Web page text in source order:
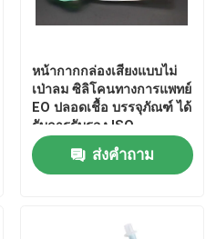
หน้ากากกล่องเสียงแบบไม่
เป่าลม ซิลิโคนทางการแพทย์
EO ปลอดเชื้อ บรรจุภัณฑ์ ได้
รับการรับรอง ISO
ส่งคำถาม